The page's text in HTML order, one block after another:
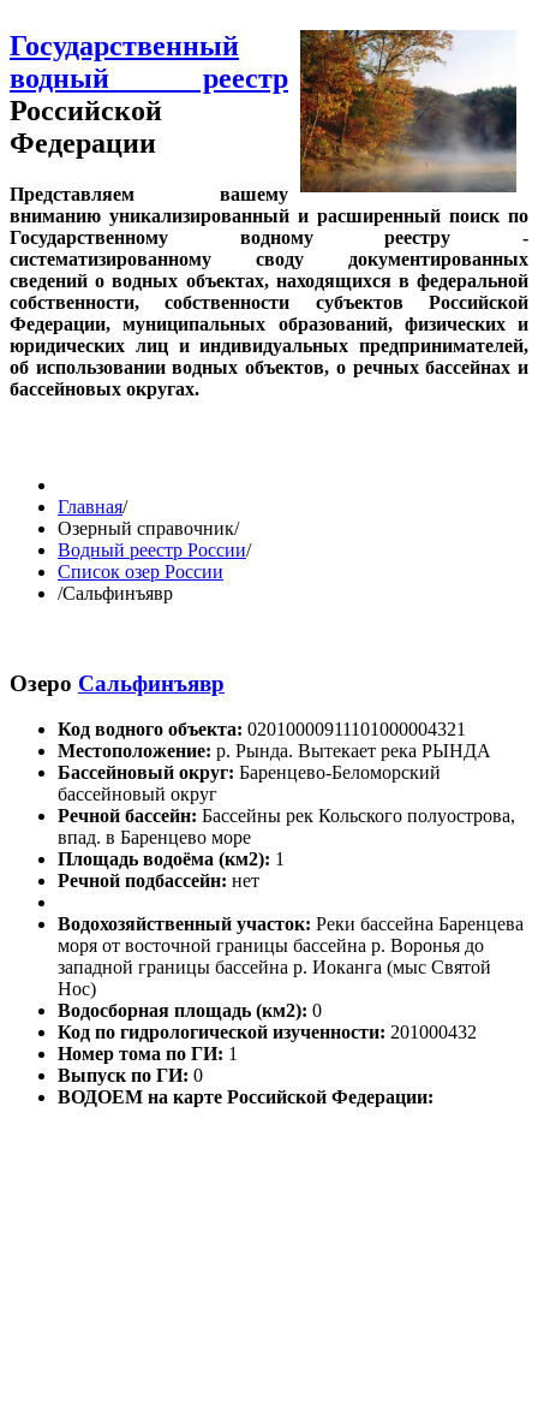
Государственный
водный реестр
Российской
Федерации
Представляем вашему
вниманию уникализированный и расширенный поиск по
Государственному водному реестру -
систематизированному своду документированных
сведений о водных объектах, находящихся в федеральной
собственности, собственности субъектов Российской
Федерации, муниципальных образований, физических и
юридических лиц и индивидуальных предпринимателей,
об использовании водных объектов, о речных бассейнах и
бассейновых округах.
Главная/
Озерный справочник/
Водный реестр России/
Список озер России
/Сальфинъявр
Озеро Сальфинъявр
Код водного объекта: 02010000911101000004321
Местоположение: р. Рында. Вытекает река РЫНДА
Бассейновый округ: Баренцево-Беломорский
бассейновый округ
Речной бассейн: Бассейны рек Кольского полуострова,
впад. в Баренцево море
Площадь водоёма (км2): 1
Речной подбассейн: нет
Водохозяйственный участок: Реки бассейна Баренцева
моря от восточной границы бассейна р. Воронья до
западной границы бассейна р. Иоканга (мыс Святой
Нос)
Водосборная площадь (км2): 0
Код по гидрологической изученности: 201000432
Номер тома по ГИ: 1
Выпуск по ГИ: 0
ВОДОЕМ на карте Российской Федерации: